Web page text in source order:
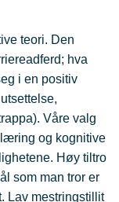
teori. Den
hva
i en positiv
Våre valg
og kognitive
Høy tiltro
som man tror er
Lav mestringstillit